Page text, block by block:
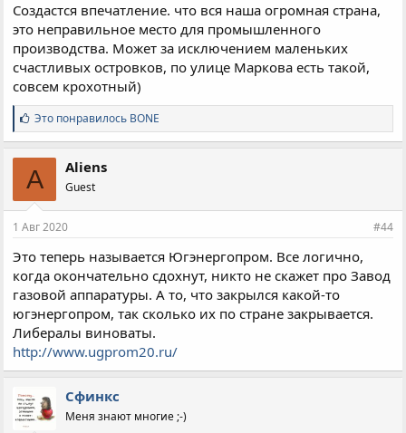
Создастся впечатление. что вся наша огромная страна,
это неправильное место для промышленного
производства. Может за исключением маленьких
счастливых островков, по улице Маркова есть такой,
совсем крохотный)
С
и
м
п
а
т
и
:
Это понравилось BONE
A Aliens
Guest
1 Авг 2020 #44
Это теперь называется Югэнергопром. Все логично,
когда окончательно сдохнут, никто не скажет про Завод
газовой аппаратуры. А то, что закрылся какой-то
югэнергопром, так сколько их по стране закрывается.
Либералы виноваты.
http://www.ugprom20.ru/
Сфинкс
Меня знают многие ;-)